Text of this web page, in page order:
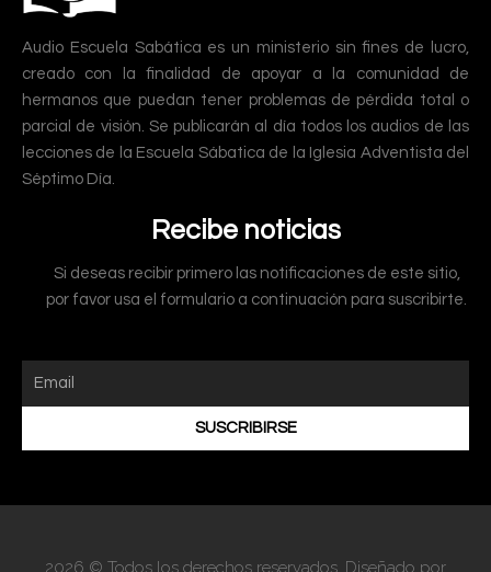
Audio Escuela Sabática es un ministerio sin fines de lucro,
creado con la finalidad de apoyar a la comunidad de
hermanos que puedan tener problemas de pérdida total o
parcial de visión. Se publicarán al día todos los audios de las
lecciones de la Escuela Sábatica de la Iglesia Adventista del
Séptimo Día.
Recibe noticias
Si deseas recibir primero las notificaciones de este sitio,
por favor usa el formulario a continuación para suscribirte.
SUSCRIBIRSE
2026 © Todos los derechos reservados. Diseñado por